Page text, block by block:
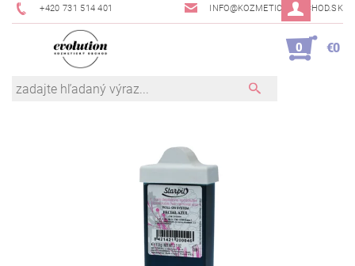
+420 731 514 401 INFO@KOZMETICKYOBCHOD.SK
0 €0